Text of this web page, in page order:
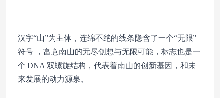
汉字“山”为主体，连绵不绝的线条隐含了一个“无限”
符号 ，富意南山的无尽创想与无限可能，标志也是一
个 DNA 双螺旋结构，代表着南山的创新基因，和未
来发展的动力源泉。